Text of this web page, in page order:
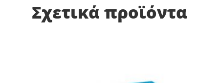
Σχετικά προϊόντα